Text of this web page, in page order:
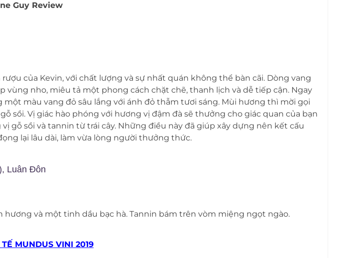
Guy Review
của Kevin, với chất lượng và sự nhất quán không thể bàn cãi. Dòng vang
vùng nho, miêu tả một phong cách chặt chẽ, thanh lịch và dễ tiếp cận. Ngay
một màu vang đỏ sâu lắng với ánh đỏ thẫm tươi sáng. Mùi hương thì mời gọi
sồi. Vị giác hào phóng với hương vị đậm đà sẽ thưởng cho giác quan của bạn
gỗ sồi và tannin từ trái cây. Những điều này đã giúp xây dựng nên kết cấu
lại lâu dài, làm vừa lòng người thưởng thức.
Luân Đôn
hương và một tinh dầu bạc hà. Tannin bám trên vòm miệng ngọt ngào.
MUNDUS VINI 2019